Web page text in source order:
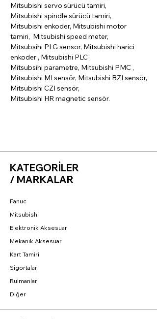
Mitsubishi servo sürücü tamiri,
Mitsubishi spindle sürücü tamiri,
Mitsubishi enkoder, Mitsubishi motor
tamiri, Mitsubishi speed meter,
Mitsubsihi PLG sensor, Mitsubishi harici
enkoder , Mitsubishi PLC ,
Mitsubsihi parametre, Mitsubishi PMC ,
Mitsubishi MI sensör, Mitsubishi BZI sensör,
Mitsubishi CZI sensör,
Mitsubishi HR magnetic sensör.
KATEGORİLER
/ MARKALAR
Fanuc
Mitsubishi
Elektronik Aksesuar
Mekanik Aksesuar
Kart Tamiri
Sigortalar
Rulmanlar
Diğer